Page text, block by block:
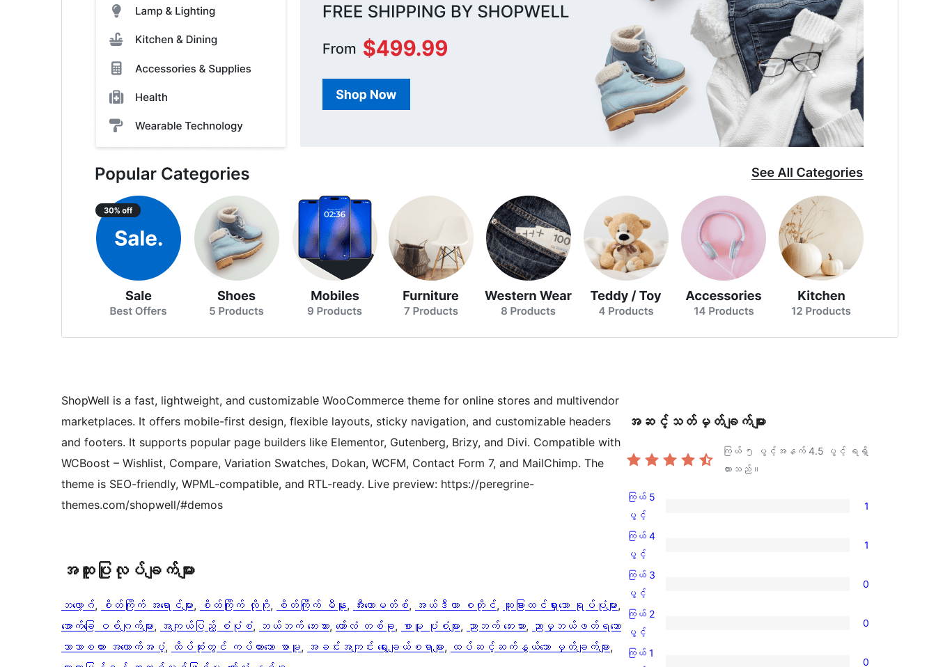
ShopWell is a fast, lightweight, and customizable WooCommerce theme for online stores and multivendor
marketplaces. It offers mobile-first design, flexible layouts, sticky navigation, and customizable headers
and footers. It supports popular page builders like Elementor, Gutenberg, Brizy, and Divi. Compatible with
WCBoost – Wishlist, Compare, Variation Swatches, Dokan, WCFM, Contact Form 7, and MailChimp. The
theme is SEO-friendly, WPML-compatible, and RTL-ready. Live preview: https://peregrine-
themes.com/shopwell/#demos
အ​ထူး​ပြု​လုပ်​ချက်​များ
ဘလော့ဂ်, စိတ်ကြိုက် အရောင်များ, စိတ်ကြိုက် လိုဂို, စိတ်ကြိုက် မီနူး, အီးကောမတ်စ်, အယ်ဒီတာ စတိုင်, ထူးခြားထင်ရှားသော ရုပ်ပုံများ
အောက်ခြေ ဝစ်ဂျက်များ, အကျယ်ပြည့် စံပုံစံ, ဘယ်ဘက် ဘေးဘား, ကော်လံ တစ်ခု, စာမူ ပုံစံများ, ညာဘက် ဘေးဘား, ညာမှဘယ်ဖတ်ရသော
ဘာသာစကား အထောက်အပံ့, ထိပ်ဆုံးတွင် ကပ်ထားသော စာမူ, အခင်းအကျင်း ရွေးချယ်စရာများ, ထပ်ဆင့်ဆက်နွယ်သော မှတ်ချက်များ
အဆင့်သတ်မှတ်ချက်များ
ကြယ် ၅ ပွင့်အနက် 4.5 ပွင့် ရရှိ
ထားသည်။
ကြယ်
5
ပွင့်
အဆင့်
သုံးသပ်
1
စောင်
ကြယ် 5
ပွင့်
1
ကြယ်
4
ပွင့်
အဆင့်
သုံးသပ်
1
ကြယ် 4
ပွင့်
1
ကြယ်
3
ပွင့်
အဆင့်
သုံးသပ်
ကြယ် 3
ပွင့်
0
ကြယ်
2
ကြယ် 2
ပွင့်
0
ကြယ် 1
0